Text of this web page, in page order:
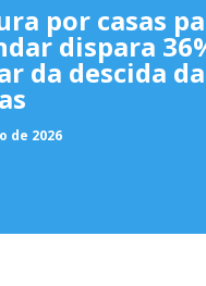
por casas
dispara
da descida
de 2026